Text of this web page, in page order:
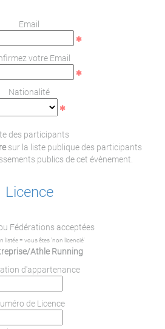
Email
votre Email
Nationalité
des participants
sur la liste publique des participants
publics de cet évènement.
Licence
Fédérations acceptées
listée = vous êtes 'non licencié'
Athle Running
d'appartenance
de Licence